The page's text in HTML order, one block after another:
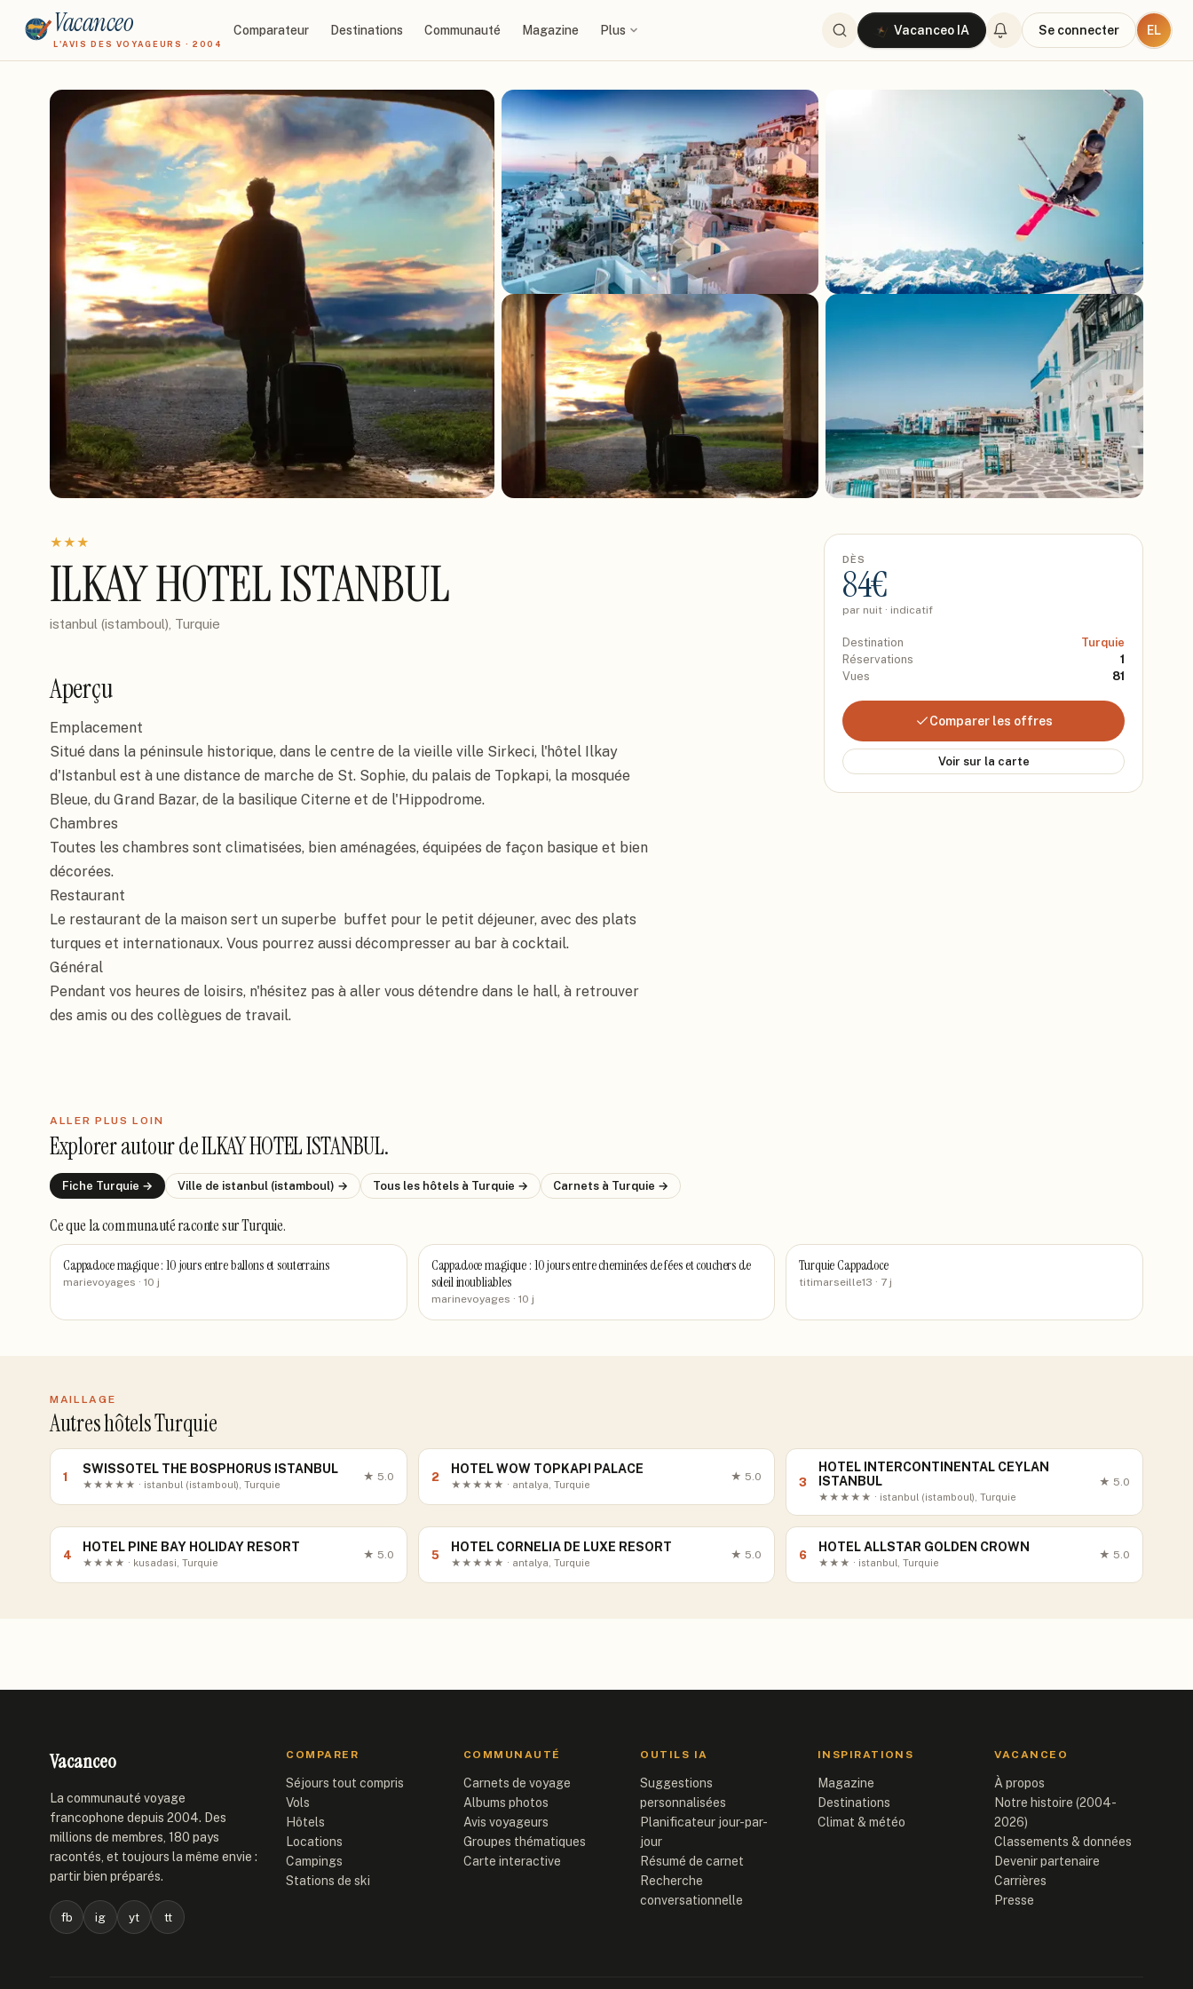
Vacanceo
L'AVIS DES VOYAGEURS · 2004
Comparateur Destinations Communauté Magazine Plus Vacanceo IA Se connecter EL
★★★
ILKAY HOTEL ISTANBUL
istanbul (istamboul), Turquie
Aperçu
Emplacement
Situé dans la péninsule historique, dans le centre de la vieille ville Sirkeci, l'hôtel Ilkay
d'Istanbul est à une distance de marche de St. Sophie, du palais de Topkapi, la mosquée
Bleue, du Grand Bazar, de la basilique Citerne et de l'Hippodrome.
Chambres
Toutes les chambres sont climatisées, bien aménagées, équipées de façon basique et bien
décorées.
Restaurant
Le restaurant de la maison sert un superbe  buffet pour le petit déjeuner, avec des plats
turques et internationaux. Vous pourrez aussi décompresser au bar à cocktail.
Général
Pendant vos heures de loisirs, n'hésitez pas à aller vous détendre dans le hall, à retrouver
des amis ou des collègues de travail.
DÈS
84€
par nuit · indicatif
Destination
Turquie
Réservations
1
Vues
81
Comparer les offres
Voir sur la carte
ALLER PLUS LOIN
Explorer autour deILKAY HOTEL ISTANBUL.
Fiche Turquie → Ville de istanbul (istamboul) → Tous les hôtels à Turquie → Carnets à Turquie →
Ce que la communauté racontesur Turquie.
Cappadoce magique : 10 jours entre ballons et souterrains
marievoyages · 10 j
Cappadoce magique : 10 jours entre cheminées de fées et couchers de
soleil inoubliables
marinevoyages · 10 j
Turquie Cappadoce
titimarseille13 · 7 j
MAILLAGE
Autres hôtels Turquie
1
SWISSOTEL THE BOSPHORUS ISTANBUL
★★★★★ · istanbul (istamboul), Turquie
★ 5.0 2
HOTEL WOW TOPKAPI PALACE
★★★★★ · antalya, Turquie
★ 5.0 3
HOTEL INTERCONTINENTAL CEYLAN
ISTANBUL
★★★★★ · istanbul (istamboul), Turquie
★ 5.0
4
HOTEL PINE BAY HOLIDAY RESORT
★★★★ · kusadasi, Turquie
★ 5.0 5
HOTEL CORNELIA DE LUXE RESORT
★★★★★ · antalya, Turquie
★ 5.0 6
HOTEL ALLSTAR GOLDEN CROWN
★★★ · istanbul, Turquie
★ 5.0
Vacanceo
La communauté voyage
francophone depuis 2004. Des
millions de membres, 180 pays
racontés, et toujours la même envie :
partir bien préparés.
fb ig yt tt
COMPARER
Séjours tout compris
Vols
Hôtels
Locations
Campings
Stations de ski
COMMUNAUTÉ
Carnets de voyage
Albums photos
Avis voyageurs
Groupes thématiques
Carte interactive
OUTILS IA
Suggestions
personnalisées
Planificateur jour-par-
jour
Résumé de carnet
Recherche
conversationnelle
INSPIRATIONS
Magazine
Destinations
Climat & météo
VACANCEO
À propos
Notre histoire (2004-
2026)
Classements & données
Devenir partenaire
Carrières
Presse